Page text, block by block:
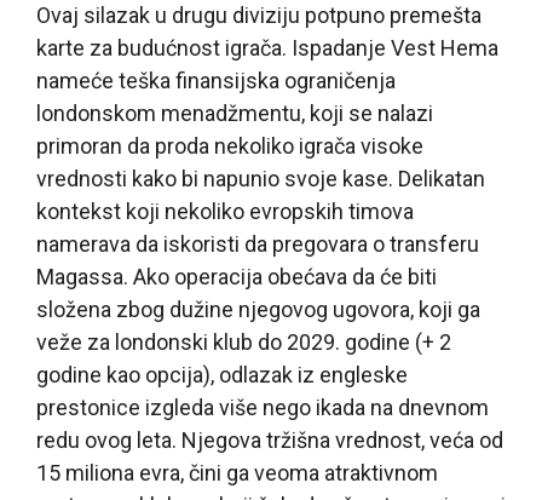
Ovaj silazak u drugu diviziju potpuno premešta
karte za budućnost igrača. Ispadanje Vest Hema
nameće teška finansijska ograničenja
londonskom menadžmentu, koji se nalazi
primoran da proda nekoliko igrača visoke
vrednosti kako bi napunio svoje kase. Delikatan
kontekst koji nekoliko evropskih timova
namerava da iskoristi da pregovara o transferu
Magassa. Ako operacija obećava da će biti
složena zbog dužine njegovog ugovora, koji ga
veže za londonski klub do 2029. godine (+ 2
godine kao opcija), odlazak iz engleske
prestonice izgleda više nego ikada na dnevnom
redu ovog leta. Njegova tržišna vrednost, veća od
15 miliona evra, čini ga veoma atraktivnom